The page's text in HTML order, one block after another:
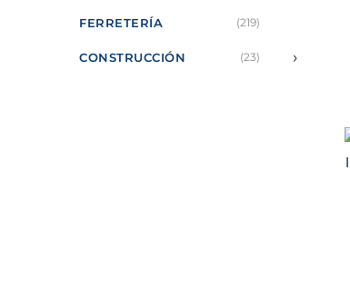
FERRETERÍA (219)
CONSTRUCCIÓN (23) ›